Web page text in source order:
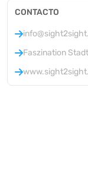
CONTACTO
Faszination